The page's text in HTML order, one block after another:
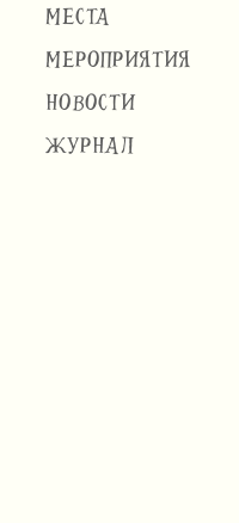
МЕСТА
МЕРОПРИЯТИЯ
НОВОСТИ
ЖУРНАЛ